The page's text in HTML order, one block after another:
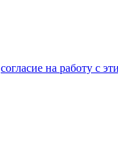
согласие на работу с